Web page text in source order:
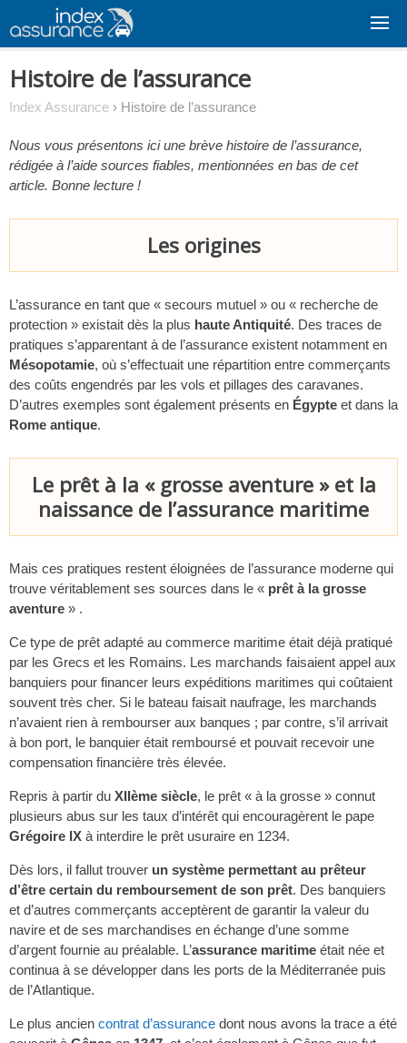
content
Histoire de l’assurance
Index Assurance › Histoire de l’assurance
Nous vous présentons ici une brève histoire de l’assurance,
rédigée à l’aide sources fiables, mentionnées en bas de cet
article. Bonne lecture !
Les origines
L’assurance en tant que « secours mutuel » ou « recherche de
protection » existait dès la plus haute Antiquité. Des traces de
pratiques s’apparentant à de l’assurance existent notamment en
Mésopotamie, où s’effectuait une répartition entre commerçants
des coûts engendrés par les vols et pillages des caravanes.
D’autres exemples sont également présents en Égypte et dans la
Rome antique.
Le prêt à la « grosse aventure » et la
naissance de l’assurance maritime
Mais ces pratiques restent éloignées de l’assurance moderne qui
trouve véritablement ses sources dans le « prêt à la grosse
aventure » .
Ce type de prêt adapté au commerce maritime était déjà pratiqué
par les Grecs et les Romains. Les marchands faisaient appel aux
banquiers pour financer leurs expéditions maritimes qui coûtaient
souvent très cher. Si le bateau faisait naufrage, les marchands
n’avaient rien à rembourser aux banques ; par contre, s’il arrivait
à bon port, le banquier était remboursé et pouvait recevoir une
compensation financière très élevée.
Repris à partir du XIIème siècle, le prêt « à la grosse » connut
plusieurs abus sur les taux d’intérêt qui encouragèrent le pape
Grégoire IX à interdire le prêt usuraire en 1234.
Dès lors, il fallut trouver un système permettant au prêteur
d’être certain du remboursement de son prêt. Des banquiers
et d’autres commerçants acceptèrent de garantir la valeur du
navire et de ses marchandises en échange d’une somme
d’argent fournie au préalable. L’assurance maritime était née et
continua à se développer dans les ports de la Méditerranée puis
de l’Atlantique.
Le plus ancien contrat d’assurance dont nous avons la trace a été